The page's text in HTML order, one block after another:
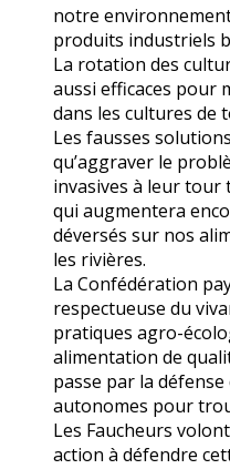
notre
produits industriels
La rotation des
aussi efficaces pour
dans les cultures de
Les fausses
qu’aggraver le
invasives à leur tour
qui augmentera
déversés sur nos
les rivières.
La Confédération
respectueuse du
pratiques agro-
alimentation de
passe par la
autonomes pour
Les Faucheurs
action à défendre